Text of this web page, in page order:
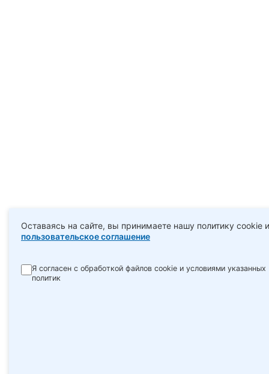
Оставаясь на сайте, вы принимаете нашу политику cookie и
пользовательское соглашение
Я согласен с обработкой файлов cookie и условиями указанных
политик